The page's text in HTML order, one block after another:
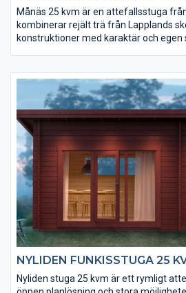
Månäs 25 kvm är en attefallsstuga
kombinerar rejält trä från Lapplands
konstruktioner med karaktär och egen
vistas på.
NYLIDEN FUNKISSTUGA 25
Nyliden stuga 25 kvm är ett rymligt